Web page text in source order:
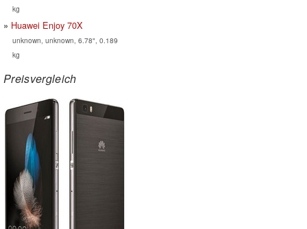
kg
Huawei Enjoy 70X
unknown, unknown, 6.78", 0.189
kg
Preisvergleich